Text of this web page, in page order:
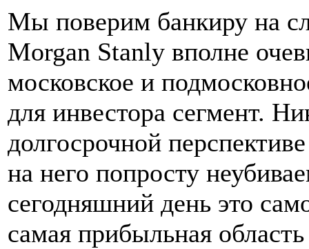
Мы поверим банкиру на
Morgan Stanly вполне
московское и
для инвестора сегмент.
долгосрочной
на него попросту
сегодняшний день это
самая прибыльная